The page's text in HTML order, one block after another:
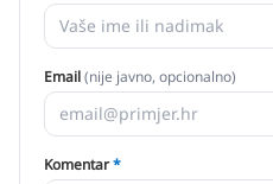
Email(nije javno, opcionalno)
Komentar*